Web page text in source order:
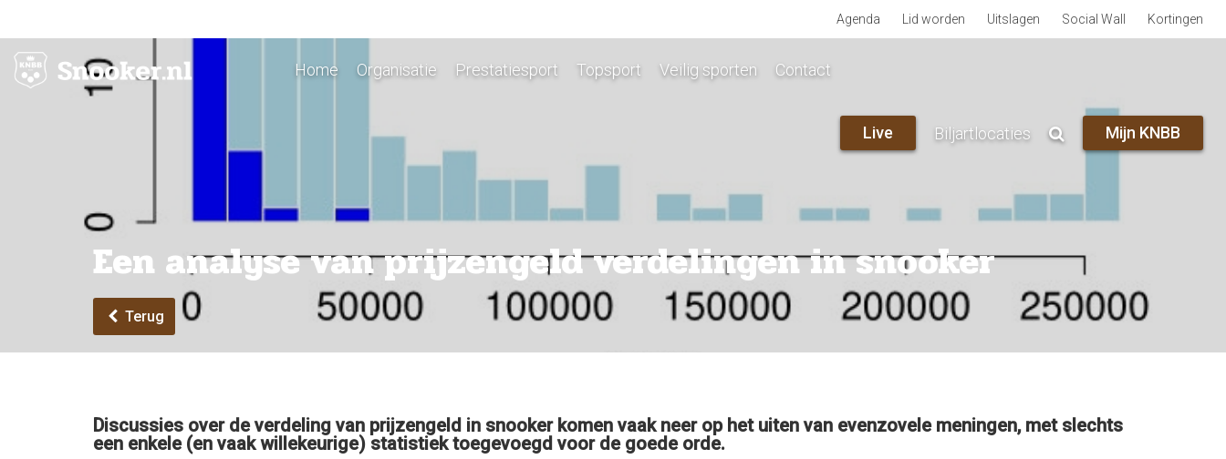
Agenda Lid worden Uitslagen Social Wall Kortingen
Home Organisatie Prestatiesport Topsport Veilig sporten Contact
Live Biljartlocaties Mijn KNBB
Een analyse van prijzengeld verdelingen in snooker
Terug
Discussies over de verdeling van prijzengeld in snooker komen vaak neer op het uiten van evenzovele meningen, met slechts
een enkele (en vaak willekeurige) statistiek toegevoegd voor de goede orde.